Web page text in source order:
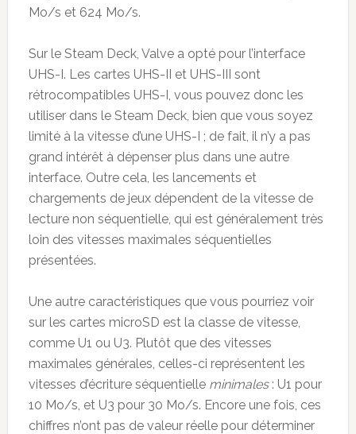
Mo/s et 624 Mo/s.
Sur le Steam Deck, Valve a opté pour l’interface
UHS-I. Les cartes UHS-II et UHS-III sont
rétrocompatibles UHS-I, vous pouvez donc les
utiliser dans le Steam Deck, bien que vous soyez
limité à la vitesse d’une UHS-I ; de fait, il n’y a pas
grand intérêt à dépenser plus dans une autre
interface. Outre cela, les lancements et
chargements de jeux dépendent de la vitesse de
lecture non séquentielle, qui est généralement très
loin des vitesses maximales séquentielles
présentées.
Une autre caractéristiques que vous pourriez voir
sur les cartes microSD est la classe de vitesse,
comme U1 ou U3. Plutôt que des vitesses
maximales générales, celles-ci représentent les
vitesses d’écriture séquentielle minimales: U1 pour
10 Mo/s, et U3 pour 30 Mo/s. Encore une fois, ces
chiffres n’ont pas de valeur réelle pour déterminer